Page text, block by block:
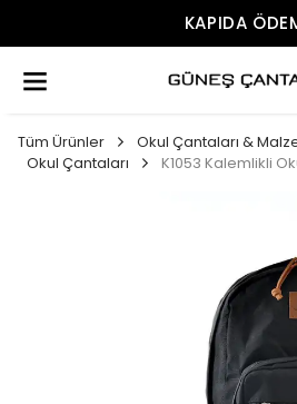
KAPIDA
Tüm Ürünler
Okul Çantaları &
Okul Çantaları
K1053 Kalemlikli